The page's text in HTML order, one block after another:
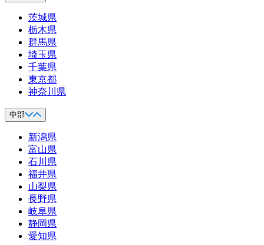
茨城県
栃木県
群馬県
埼玉県
千葉県
東京都
神奈川県
中部
新潟県
富山県
石川県
福井県
山梨県
長野県
岐阜県
静岡県
愛知県